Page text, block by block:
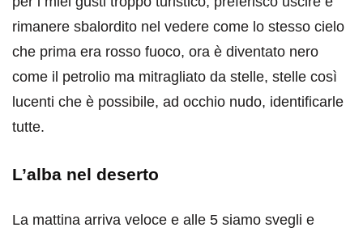
rimanere sbalordito nel vedere come lo stesso cielo
che prima era rosso fuoco, ora è diventato nero
come il petrolio ma mitragliato da stelle, stelle così
lucenti che è possibile, ad occhio nudo, identificarle
tutte.
L’alba nel deserto
La mattina arriva veloce e alle 5 siamo svegli e